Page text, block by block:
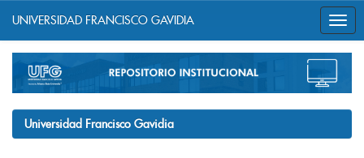
navigation
UNIVERSIDAD FRANCISCO GAVIDIA
Universidad Francisco Gavidia